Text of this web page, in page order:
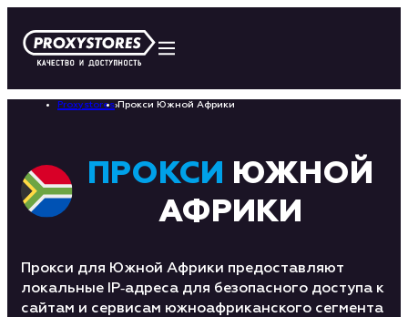
Proxystores› Прокси Южной Африки
ПРОКСИ
ЮЖНОЙ
АФРИКИ
Прокси для Южной Африки предоставляют
локальные IP‑адреса для безопасного доступа к
сайтам и сервисам южноафриканского сегмента